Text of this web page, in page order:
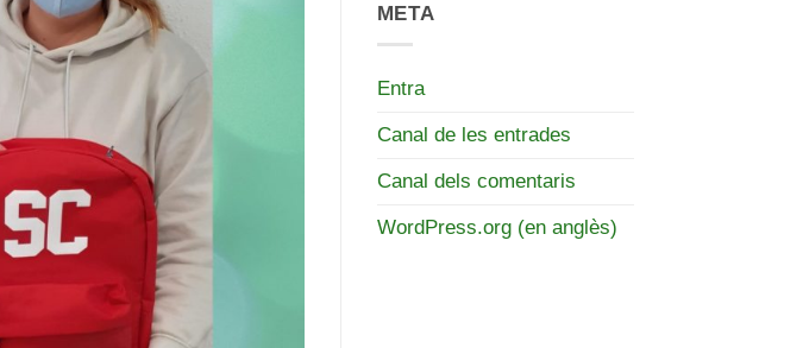
META
Entra
Canal de les entrades
Canal dels comentaris
WordPress.org (en anglès)